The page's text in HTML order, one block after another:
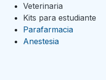
Veterinaria
Kits para estudiante
Parafarmacia
Anestesia